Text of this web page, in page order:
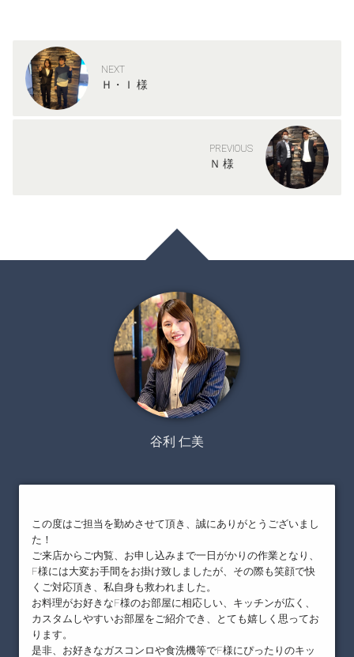
NEXT
Ｈ・Ｉ 様
PREVIOUS
Ｎ 様
谷利 仁美
この度はご担当を勤めさせて頂き、誠にありがとうございまし
た！
ご来店からご内覧、お申し込みまで一日がかりの作業となり、
F様には大変お手間をお掛け致しましたが、その際も笑顔で快
くご対応頂き、私自身も救われました。
お料理がお好きなF様のお部屋に相応しい、キッチンが広く、
カスタムしやすいお部屋をご紹介でき、とても嬉しく思ってお
ります。
是非、お好きなガスコンロや食洗機等でF様にぴったりのキッ